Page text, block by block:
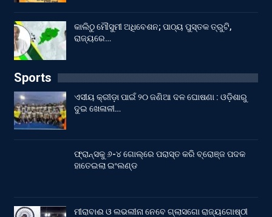
କାଲିଠୁ ମୌସୁମୀ ଅଧିବେଶନ; ପାଠ୍ୟ ପୁସ୍ତକ ତ୍ରୁଟି,
ରାଜ୍ୟରେ…
Sports
ଏସୀୟ କ୍ରୀଡ଼ା ପାଇଁ ୨୦ ଜଣିଆ ଦଳ ଘୋଷଣା : ଓଡ଼ିଶାରୁ
ଦୁଇ ଖେଳାଳୀ…
ଫ୍ରାନ୍ସକୁ ୬-୪ ଗୋଲ୍‌ରେ ପରାସ୍ତ କରି ବ୍ରୋଞ୍ଜ ପଦକ
ହାତେଇଲା ଇଂଲଣ୍ଡ
ମୀରାବାଈ ଓ ଲଭଲୀନା ନେବେ ଗ୍ଲାସଗୋ ରାଜ୍ୟଗୋଷ୍ଠୀ